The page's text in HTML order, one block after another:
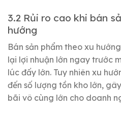
3.2 Rủi ro cao khi bán
hướng
Bán sản phẩm theo xu
lại lợi nhuận lớn ngay trước
lúc đấy lớn. Tuy nhiên xu
đến số lượng tồn kho lớn,
bãi vô cùng lớn cho doanh